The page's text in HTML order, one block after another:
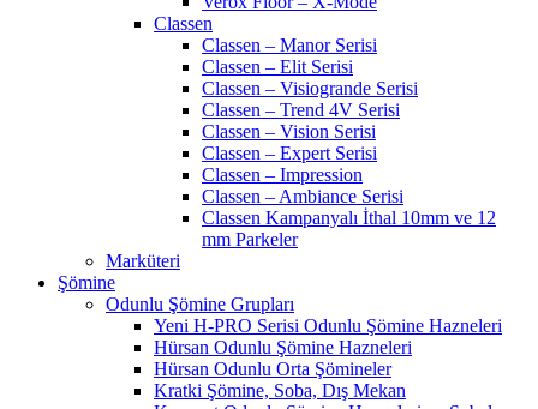
Classen
Classen – Manor Serisi
Classen – Elit Serisi
Classen – Visiogrande Serisi
Classen – Trend 4V Serisi
Classen – Vision Serisi
Classen – Expert Serisi
Classen – Impression
Classen – Ambiance Serisi
Classen Kampanyalı İthal 10mm ve 12
mm Parkeler
Marküteri
Şömine
Odunlu Şömine Grupları
Yeni H-PRO Serisi Odunlu Şömine Hazneleri
Hürsan Odunlu Şömine Hazneleri
Hürsan Odunlu Orta Şömineler
Kratki Şömine, Soba, Dış Mekan